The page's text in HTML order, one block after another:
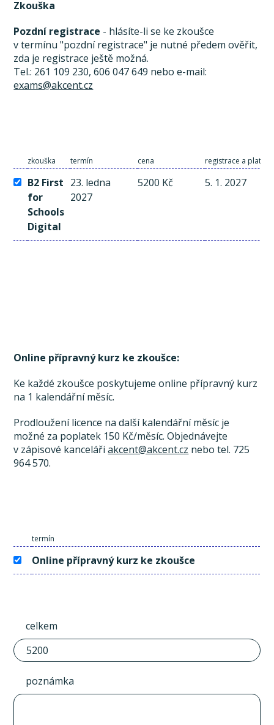
Zkouška
Pozdní registrace - hlásíte-li se ke zkoušce
v termínu "pozdní registrace" je nutné předem ověřit,
zda je registrace ještě možná.
Tel.: 261 109 230, 606 047 649 nebo e-mail:
exams@akcent.cz
zkouška termín cena registrace a platba
B2 First
for
Schools
Digital
23. ledna
2027
5200 Kč 5. 1. 2027
Online přípravný kurz ke zkoušce:
Ke každé zkoušce poskytujeme online přípravný kurz
na 1 kalendářní měsíc.
Prodloužení licence na další kalendářní měsíc je
možné za poplatek 150 Kč/měsíc. Objednávejte
v zápisové kancelářiakcent@akcent.cz nebo tel. 725
964 570.
termín
Online přípravný kurz ke zkoušce
celkem
poznámka